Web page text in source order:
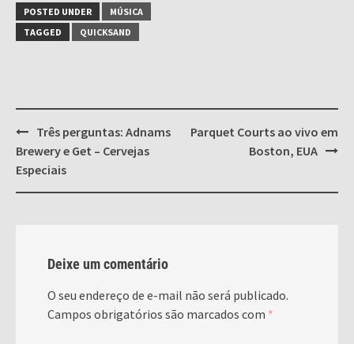
POSTED UNDER
MÚSICA
TAGGED
QUICKSAND
Post
navigation
Três perguntas: Adnams
Brewery e Get – Cervejas
Especiais
Parquet Courts ao vivo em
Boston, EUA
Deixe um comentário
O seu endereço de e-mail não será publicado.
Campos obrigatórios são marcados com *